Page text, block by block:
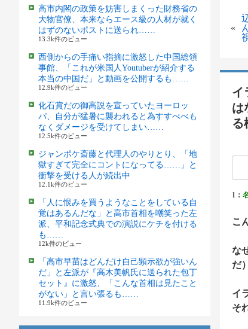
高市内閣の政策を妨害しまくった財務省の
大物官僚、本来ならエース級の人材が就く
はずのないポストに送られ……
13.3k件のビュー
西側からの手痛い指摘に激怒した中国総領
事館、「これが米国人Youtuberが紹介する
本当の中国だ」と動画を公開するも……
12.9k件のビュー
化石賞だの御高説を宣っていたヨーロッ
パ、自分が猛暑に襲われると為すすべべも
なくダメージを受けてしまい……
12.5k件のビュー
ジャンポケ斎藤と代理人のやりとり、「地
獄すぎて完全にコントになってる……」と
衝撃を受ける人が続出中
12.1k件のビュー
「人に恨みを買うようなことをしている自
覚はあるんだな」と高市首相を嘲笑った左
派、平和記念式典での演説にケチを付ける
も……
12k件のビュー
「高市早苗はどんだけ自己顕示欲が強いん
だ」と左派が『高木美帆氏に送られた包丁
セット』に激怒、「こんな首相は見たこと
がない」と言い張るも……
11.9k件のビュー
«
イ
は
る
1：
こ
な
だ）
イ
そ